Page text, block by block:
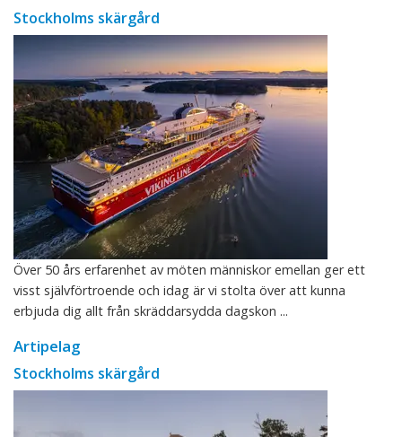
Stockholms skärgård
Över 50 års erfarenhet av möten människor emellan ger ett
visst självförtroende och idag är vi stolta över att kunna
erbjuda dig allt från skräddarsydda dagskon ...
Artipelag
Stockholms skärgård